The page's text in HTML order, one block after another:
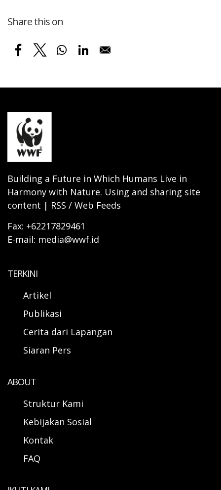
Share this on
Building a Future in Which Humans Live in
Harmony with Nature. Using and sharing site
content | RSS / Web Feeds
Fax: +62217829461
E-mail: media@wwf.id
TERKINI
Artikel
Publikasi
Cerita dari Lapangan
Siaran Pers
ABOUT
Struktur Kami
Kebijakan Sosial
Kontak
FAQ